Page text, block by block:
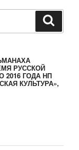
РУССКОЙ
2016 ГОДА НП
КУЛЬТУРА»,